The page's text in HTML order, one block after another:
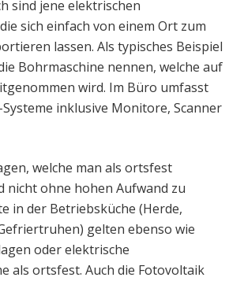
sind jene elektrischen
sich einfach von einem Ort zum
lassen. Als typisches Beispiel
Bohrmaschine nennen, welche auf
wird. Im Büro umfasst
inklusive Monitore, Scanner
welche man als ortsfest
nicht ohne hohen Aufwand zu
in der Betriebsküche (Herde,
gelten ebenso wie
oder elektrische
als ortsfest. Auch die Fotovoltaik